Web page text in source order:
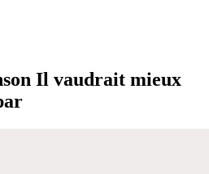
Il vaudrait mieux